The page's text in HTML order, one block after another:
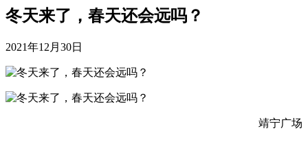
冬天来了，春天还会远吗？
2021年12月30日
靖宁广场